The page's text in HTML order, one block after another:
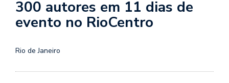
300 autores em 11 dias de
evento no RioCentro
Rio de Janeiro